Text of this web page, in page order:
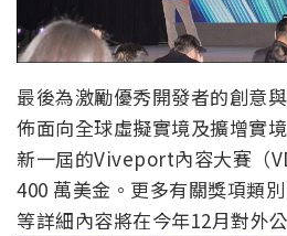
最後為激勵優秀開發者的創意
佈面向全球虛擬實境及擴增實
新一屆的Viveport內容大賽（
400 萬美金。更多有關獎項類
等詳細內容將在今年12月對外公